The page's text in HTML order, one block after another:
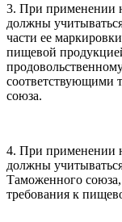
3. При применении
должны
части ее
пищевой
соответствующими
союза.
4. При применении
должны
Таможенного
требования к